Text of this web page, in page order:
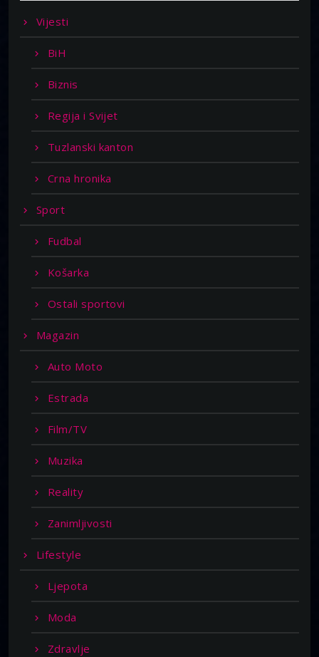
Vijesti
BiH
Biznis
Regija i Svijet
Tuzlanski kanton
Crna hronika
Sport
Fudbal
Košarka
Ostali sportovi
Magazin
Auto Moto
Estrada
Film/TV
Muzika
Reality
Zanimljivosti
Lifestyle
Ljepota
Moda
Zdravlje